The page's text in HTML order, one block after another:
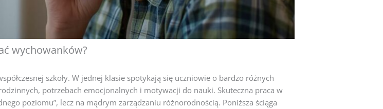
wychowanków?
szkoły. W jednej klasie spotykają się uczniowie o bardzo różnych
potrzebach emocjonalnych i motywacji do nauki. Skuteczna praca w
poziomu”, lecz na mądrym zarządzaniu różnorodnością. Poniższa ściąga